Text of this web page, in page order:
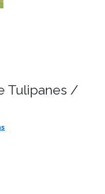
Tulipanes /